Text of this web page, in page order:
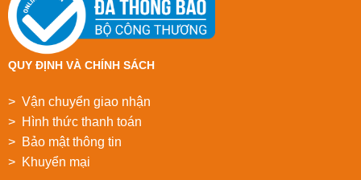
QUY ĐỊNH VÀ CHÍNH SÁCH
> Vận chuyển giao nhận
> Hình thức thanh toán
> Bảo mật thông tin
> Khuyển mại